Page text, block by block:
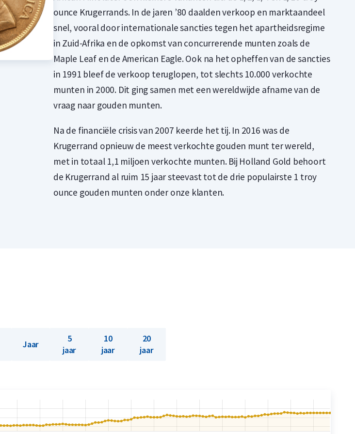
ounce Krugerrands. In de jaren ’80 daalden verkoop en marktaandeel
snel, vooral door internationale sancties tegen het apartheidsregime
in Zuid-Afrika en de opkomst van concurrerende munten zoals de
Maple Leaf en de American Eagle. Ook na het opheffen van de sancties
in 1991 bleef de verkoop teruglopen, tot slechts 10.000 verkochte
munten in 2000. Dit ging samen met een wereldwijde afname van de
vraag naar gouden munten.
Na de financiële crisis van 2007 keerde het tij. In 2016 was de
Krugerrand opnieuw de meest verkochte gouden munt ter wereld,
met in totaal 1,1 miljoen verkochte munten. Bij Holland Gold behoort
de Krugerrand al ruim 15 jaar steevast tot de drie populairste 1 troy
ounce gouden munten onder onze klanten.
Jaar
5
jaar
10
jaar
20
jaar